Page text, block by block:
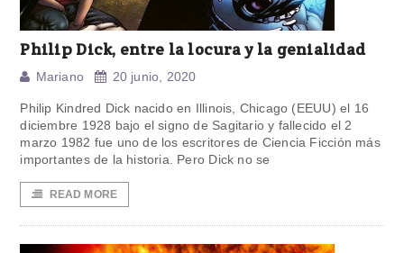
Philip Dick, entre la locura y la genialidad
Mariano 20 junio, 2020
Philip Kindred Dick nacido en Illinois, Chicago (EEUU) el 16
diciembre 1928 bajo el signo de Sagitario y fallecido el 2
marzo 1982 fue uno de los escritores de Ciencia Ficción más
importantes de la historia. Pero Dick no se
READ MORE